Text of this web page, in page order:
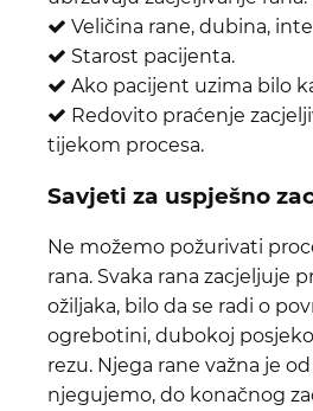
Veličina rane, dubina,
Starost pacijenta.
Ako pacijent uzima bilo
Redovito praćenje
tijekom procesa.
Savjeti za uspješno
Ne možemo požurivati
rana. Svaka rana zacjeljuje
ožiljaka, bilo da se radi o
ogrebotini, dubokoj
rezu. Njega rane važna je
njegujemo, do konačnog